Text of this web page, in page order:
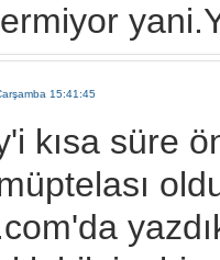
15:41:45
kısa süre